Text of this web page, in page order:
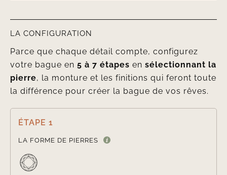
LA CONFIGURATION
Parce que chaque détail compte, configurez
votre bague en 5 à 7 étapes en sélectionnant la
pierre, la monture et les finitions qui feront toute
la différence pour créer la bague de vos rêves.
ÉTAPE 1
LA FORME DE PIERRES